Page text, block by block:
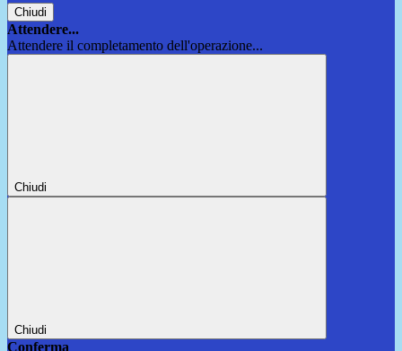
Chiudi
Attendere...
Attendere il completamento dell'operazione...
Chiudi
Chiudi
Conferma